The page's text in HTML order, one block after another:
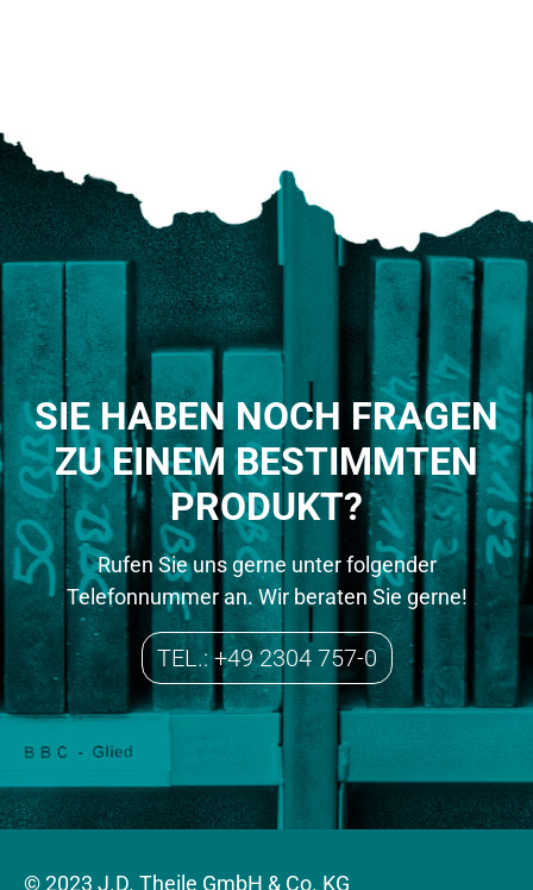
SIE HABEN NOCH FRAGEN
ZU EINEM BESTIMMTEN
PRODUKT?
Rufen Sie uns gerne unter folgender
Telefonnummer an. Wir beraten Sie gerne!
TEL.: +49 2304 757-0
© 2023 J.D. Theile GmbH & Co. KG